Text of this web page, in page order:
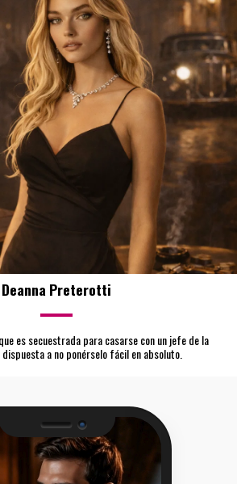
Deanna Preterotti
es secuestrada para casarse con un jefe de la
a no ponérselo fácil en absoluto.
Speaker Camera